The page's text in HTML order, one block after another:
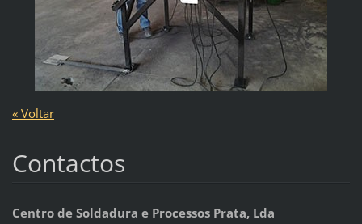
« Voltar
Contactos
Centro de Soldadura e Processos Prata, Lda